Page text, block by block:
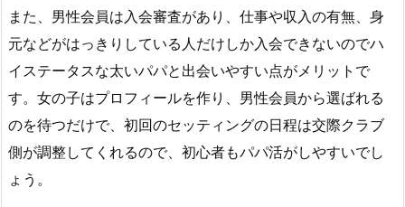
また、男性会員は入会審査があり、仕事や収入の有無、身
元などがはっきりしている人だけしか入会できないのでハ
イステータスな太いパパと出会いやすい点がメリットで
す。女の子はプロフィールを作り、男性会員から選ばれる
のを待つだけで、初回のセッティングの日程は交際クラブ
側が調整してくれるので、初心者もパパ活がしやすいでし
ょう。